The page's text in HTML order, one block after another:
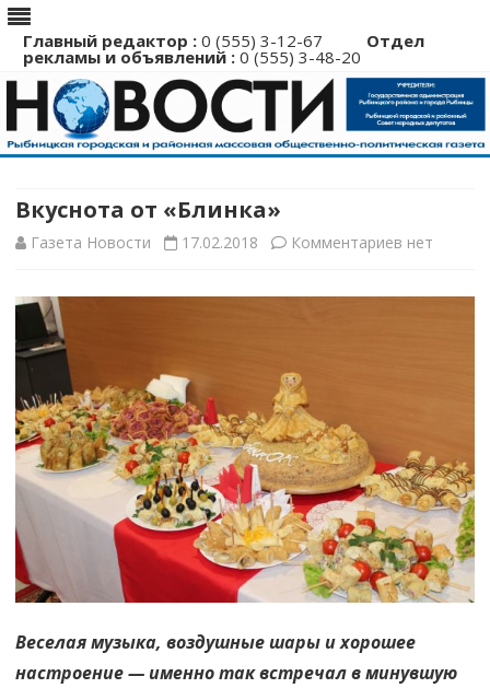
Главный редактор : 0 (555) 3-12-67 Отдел
рекламы и объявлений : 0 (555) 3-48-20
Перейти
Вкуснота от «Блинка»
Газета Новости 17.02.2018 Комментариев кнет
Веселая музыка, воздушные шары и хорошее
настроение — именно так встречал в минувшую